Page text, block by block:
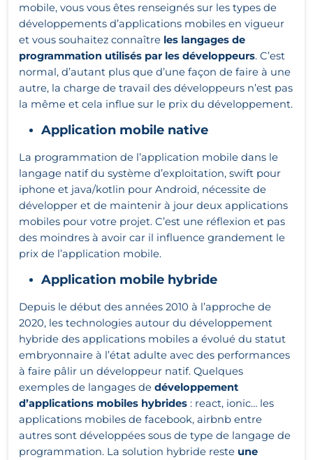
mobile, vous vous êtes renseignés sur les types de
développements d’applications mobiles en vigueur
et vous souhaitez connaître les langages de
programmation utilisés par les développeurs. C’est
normal, d’autant plus que d’une façon de faire à une
autre, la charge de travail des développeurs n’est pas
la même et cela influe sur le prix du développement.
Application mobile native
La programmation de l’application mobile dans le
langage natif du système d’exploitation, swift pour
iphone et java/kotlin pour Android, nécessite de
développer et de maintenir à jour deux applications
mobiles pour votre projet. C’est une réflexion et pas
des moindres à avoir car il influence grandement le
prix de l’application mobile.
Application mobile hybride
Depuis le début des années 2010 à l’approche de
2020, les technologies autour du développement
hybride des applications mobiles a évolué du statut
embryonnaire à l’état adulte avec des performances
à faire pâlir un développeur natif. Quelques
exemples de langages de développement
d’applications mobiles hybrides : react, ionic… les
applications mobiles de facebook, airbnb entre
autres sont développées sous de type de langage de
programmation. La solution hybride reste une